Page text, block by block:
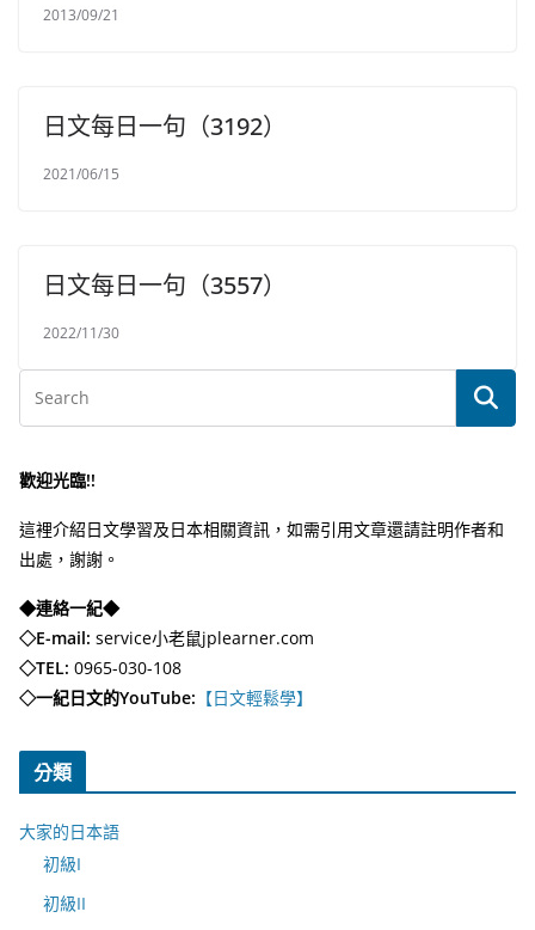
2013/09/21
日文每日一句（3192）
2021/06/15
日文每日一句（3557）
2022/11/30
歡迎光臨!!
這裡介紹日文學習及日本相關資訊，如需引用文章還請註明作者和
出處，謝謝。
◆連絡一紀◆
◇E-mail: service小老鼠jplearner.com
◇TEL: 0965-030-108
◇一紀日文的YouTube: 【日文輕鬆學】
分類
大家的日本語
初級I
初級II